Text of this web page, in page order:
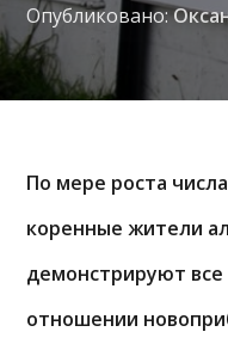
Опубликовано:
По мере роста
коренные жители
демонстрируют
отношении